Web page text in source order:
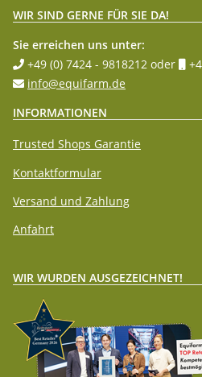
WIR SIND GERNE FÜR SIE DA!
Sie erreichen uns unter:
+49 (0) 7424 - 9818212 oder
info@equifarm.de
INFORMATIONEN
Trusted Shops Garantie
Kontaktformular
Versand und Zahlung
Anfahrt
WIR WURDEN AUSGEZEICHNET!